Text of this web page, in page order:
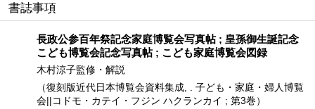
書誌事項
長政公参百年祭記念家庭博覧会写真帖 ; 皇孫御生誕記念
こども博覧会記念写真帖 ; こども家庭博覧会図録
木村涼子監修・解説
（復刻版近代日本博覧会資料集成, . 子ども・家庭・婦人博覧
会||コドモ・カテイ・フジン ハクランカイ ; 第3巻）